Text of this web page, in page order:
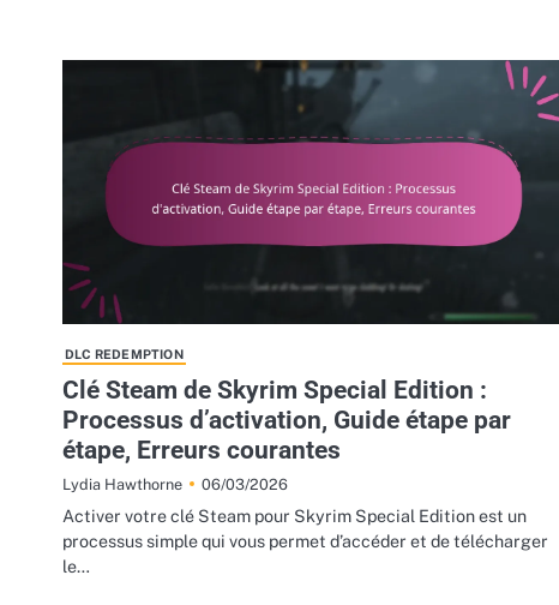
DLC REDEMPTION
Clé Steam de Skyrim Special Edition :
Processus d’activation, Guide étape par
étape, Erreurs courantes
Lydia Hawthorne 06/03/2026
Activer votre clé Steam pour Skyrim Special Edition est un
processus simple qui vous permet d’accéder et de télécharger
le…